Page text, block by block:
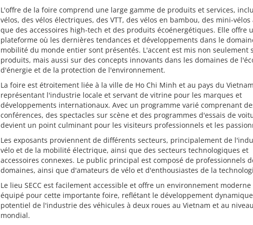
L'offre de la foire comprend une large gamme de produits et services,
vélos, des vélos électriques, des VTT, des vélos en bambou, des mini-vélos
que des accessoires high-tech et des produits écoénergétiques. Elle offre
plateforme où les dernières tendances et développements dans le
mobilité du monde entier sont présentés. L'accent est mis non seulement
produits, mais aussi sur des concepts innovants dans les domaines de
d'énergie et de la protection de l'environnement.
La foire est étroitement liée à la ville de Ho Chi Minh et au pays du
représentant l'industrie locale et servant de vitrine pour les marques et
développements internationaux. Avec un programme varié comprenant
conférences, des spectacles sur scène et des programmes d'essais de
devient un point culminant pour les visiteurs professionnels et les
Les exposants proviennent de différents secteurs, principalement de
vélo et de la mobilité électrique, ainsi que des secteurs technologiques et
accessoires connexes. Le public principal est composé de professionnels
domaines, ainsi que d'amateurs de vélo et d'enthousiastes de la
Le lieu SECC est facilement accessible et offre un environnement
équipé pour cette importante foire, reflétant le développement
potentiel de l'industrie des véhicules à deux roues au Vietnam et au niveau
mondial.